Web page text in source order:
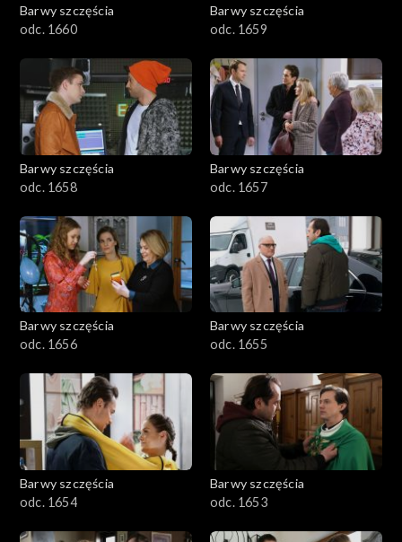
Barwy szczęścia
odc. 1660
Barwy szczęścia
odc. 1659
Barwy szczęścia
odc. 1658
Barwy szczęścia
odc. 1657
Barwy szczęścia
odc. 1656
Barwy szczęścia
odc. 1655
Barwy szczęścia
odc. 1654
Barwy szczęścia
odc. 1653